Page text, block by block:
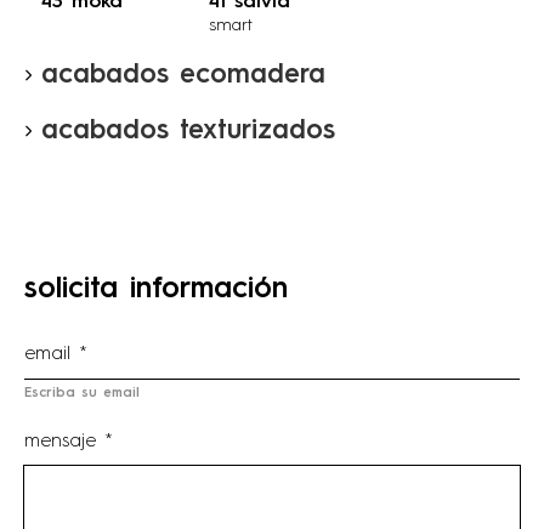
smart
acabados ecomadera
acabados texturizados
solicita información
Escriba su email
mensaje *